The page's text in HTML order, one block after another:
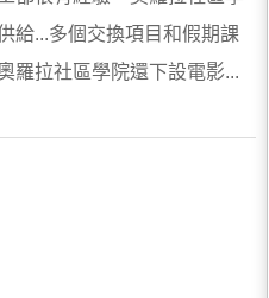
給...多個交換項目和假期課
羅拉社區學院還下設電影...